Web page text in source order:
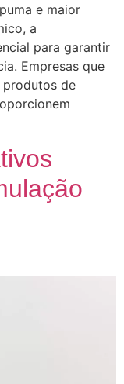
e maior
a
para garantir
Empresas que
produtos de